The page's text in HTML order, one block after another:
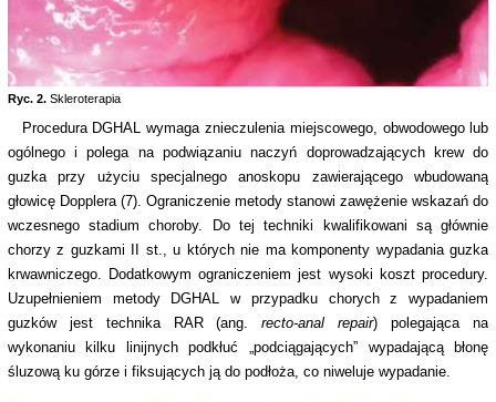
Ryc. 2. Skleroterapia
Procedura DGHAL wymaga znieczulenia miejscowego, obwodowego lub
ogólnego i polega na podwiązaniu naczyń doprowadzających krew do
guzka przy użyciu specjalnego anoskopu zawierającego wbudowaną
głowicę Dopplera (7). Ograniczenie metody stanowi zawężenie wskazań do
wczesnego stadium choroby. Do tej techniki kwalifikowani są głównie
chorzy z guzkami II st., u których nie ma komponenty wypadania guzka
krwawniczego. Dodatkowym ograniczeniem jest wysoki koszt procedury.
Uzupełnieniem metody DGHAL w przypadku chorych z wypadaniem
guzków jest technika RAR (ang.recto-anal repair)
polegająca na
wykonaniu kilku linijnych podkłuć „podciągających” wypadającą błonę
śluzową ku górze i fiksujących ją do podłoża, co niweluje wypadanie.